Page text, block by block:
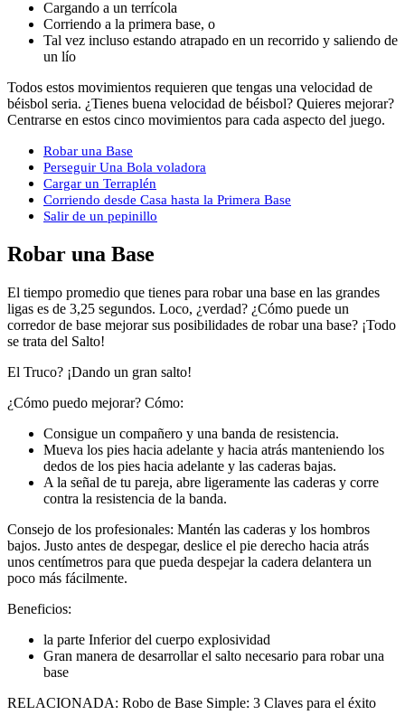
Cargando a un terrícola
Corriendo a la primera base, o
Tal vez incluso estando atrapado en un recorrido y saliendo de
un lío
Todos estos movimientos requieren que tengas una velocidad de
béisbol seria. ¿Tienes buena velocidad de béisbol? Quieres mejorar?
Centrarse en estos cinco movimientos para cada aspecto del juego.
Robar una Base
Perseguir Una Bola voladora
Cargar un Terraplén
Corriendo desde Casa hasta la Primera Base
Salir de un pepinillo
Robar una Base
El tiempo promedio que tienes para robar una base en las grandes
ligas es de 3,25 segundos. Loco, ¿verdad? ¿Cómo puede un
corredor de base mejorar sus posibilidades de robar una base? ¡Todo
se trata del Salto!
El Truco? ¡Dando un gran salto!
¿Cómo puedo mejorar? Cómo:
Consigue un compañero y una banda de resistencia.
Mueva los pies hacia adelante y hacia atrás manteniendo los
dedos de los pies hacia adelante y las caderas bajas.
A la señal de tu pareja, abre ligeramente las caderas y corre
contra la resistencia de la banda.
Consejo de los profesionales: Mantén las caderas y los hombros
bajos. Justo antes de despegar, deslice el pie derecho hacia atrás
unos centímetros para que pueda despejar la cadera delantera un
poco más fácilmente.
Beneficios:
la parte Inferior del cuerpo explosividad
Gran manera de desarrollar el salto necesario para robar una
base
RELACIONADA: Robo de Base Simple: 3 Claves para el éxito